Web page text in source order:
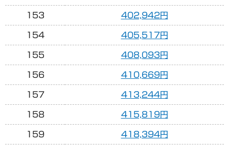
153 402,942円
154 405,517円
155 408,093円
156 410,669円
157 413,244円
158 415,819円
159 418,394円